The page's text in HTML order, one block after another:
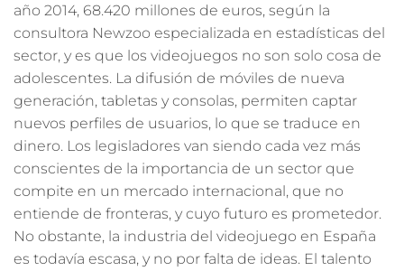
año 2014, 68.420 millones de euros, según la
consultora Newzoo especializada en estadísticas del
sector, y es que los videojuegos no son solo cosa de
adolescentes. La difusión de móviles de nueva
generación, tabletas y consolas, permiten captar
nuevos perfiles de usuarios, lo que se traduce en
dinero. Los legisladores van siendo cada vez más
conscientes de la importancia de un sector que
compite en un mercado internacional, que no
entiende de fronteras, y cuyo futuro es prometedor.
No obstante, la industria del videojuego en España
es todavía escasa, y no por falta de ideas. El talento